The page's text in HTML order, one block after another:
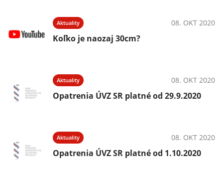
Aktuality 08. OKT 2020
Koľko je naozaj 30cm?
Aktuality 08. OKT 2020
Opatrenia ÚVZ SR platné od 29.9.2020
Aktuality 08. OKT 2020
Opatrenia ÚVZ SR platné od 1.10.2020